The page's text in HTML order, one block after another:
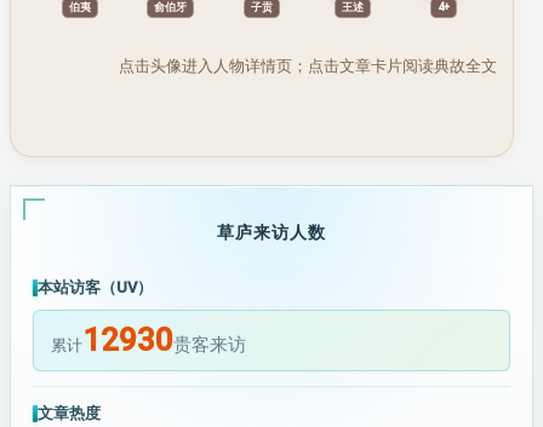
伯夷 俞伯牙 子贡 王述 4+
点击头像进入人物详情页；点击文章卡片阅读典故全文
草庐来访人数
本站访客（UV）
累计12930贵客来访
文章热度